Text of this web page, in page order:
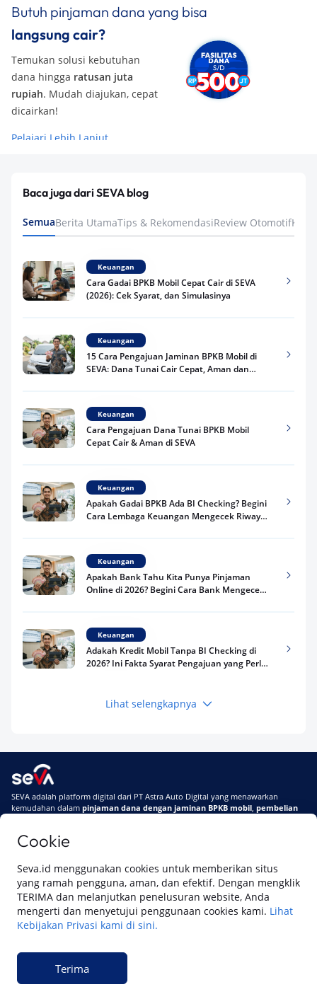
Cookie
Seva.id menggunakan cookies untuk memberikan situs
yang ramah pengguna, aman, dan efektif. Dengan mengklik
TERIMA dan melanjutkan penelusuran website, Anda
mengerti dan menyetujui penggunaan cookies kami. Lihat
Kebijakan Privasi kami di sini.
Terima
Butuh pinjaman dana yang bisa
langsung cair?
Temukan solusi kebutuhan
dana hingga ratusan juta
rupiah. Mudah diajukan, cepat
dicairkan!
Pelajari Lebih Lanjut
Baca juga dari SEVA blog
SemuaBerita UtamaTips & RekomendasiReview Otomotif
Keuangan
Cara Gadai BPKB Mobil Cepat Cair di SEVA
(2026): Cek Syarat, dan Simulasinya
Keuangan
15 Cara Pengajuan Jaminan BPKB Mobil di
SEVA: Dana Tunai Cair Cepat, Aman dan
Keuangan
Cara Pengajuan Dana Tunai BPKB Mobil
Cepat Cair & Aman di SEVA
Keuangan
Apakah Gadai BPKB Ada BI Checking? Begini
Cara Lembaga Keuangan Mengecek Riwayat
Keuangan
Apakah Bank Tahu Kita Punya Pinjaman
Online di 2026? Begini Cara Bank Mengecek
Keuangan
Adakah Kredit Mobil Tanpa BI Checking di
2026? Ini Fakta Syarat Pengajuan yang Perlu
Keuangan
Terpercaya
Telat Bayar Pinjol 2 Hari, Apakah Langsung
Masuk BI Checking? Simak Peraturan
Lihat selengkapnya
SEVA adalah platform digital dari PT Astra Auto Digital yang menawarkan
kemudahan dalam pinjaman dana dengan jaminan BPKB mobil pembelian
Di SEVA, BPKB mobilmu #BisaJadiDuit
Tentang SEVASyarat & Ketentuan
Pemberitahuan Privasi
© 2023 Copyright SEVA